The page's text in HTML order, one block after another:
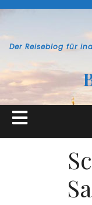
Der Reiseblog für
Open
Button